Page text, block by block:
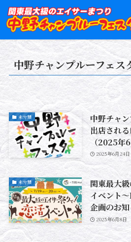
中野チャンプルーフェス
未分類
中野チャ
出店され
（2025年
2025年6月24日
未分類
関東最大
イベント
企画のお
2025年6月8日